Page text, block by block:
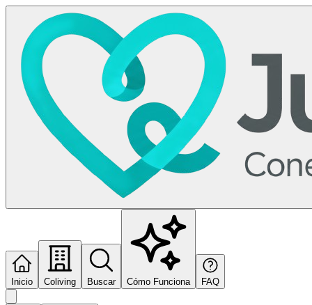
Inicio Coliving Buscar Cómo Funciona FAQ